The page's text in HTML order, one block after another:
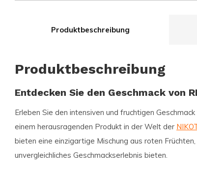
Produktbeschreibung
Produktbeschreibung
Entdecken Sie den Geschmack von
Erleben Sie den intensiven und fruchtigen Geschmack
einem herausragenden Produkt in der Welt der
bieten eine einzigartige Mischung aus roten
unvergleichliches Geschmackserlebnis bieten.